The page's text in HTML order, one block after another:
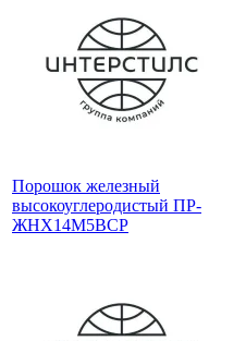
Порошок железный
высокоуглеродистый ПР-
ЖНХ14М5ВСР